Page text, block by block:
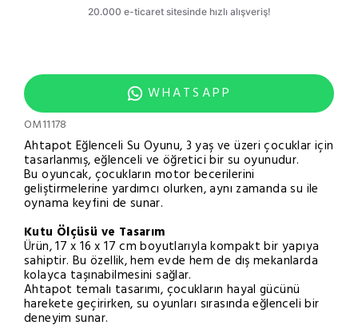
WHATSAPP
OM11178
Ahtapot Eğlenceli Su Oyunu, 3 yaş ve üzeri çocuklar için
tasarlanmış, eğlenceli ve öğretici bir su oyunudur.
Bu oyuncak, çocukların motor becerilerini
geliştirmelerine yardımcı olurken, aynı zamanda su ile
oynama keyfini de sunar.
Kutu Ölçüsü ve Tasarım
Ürün, 17 x 16 x 17 cm boyutlarıyla kompakt bir yapıya
sahiptir. Bu özellik, hem evde hem de dış mekanlarda
kolayca taşınabilmesini sağlar.
Ahtapot temalı tasarımı, çocukların hayal gücünü
harekete geçirirken, su oyunları sırasında eğlenceli bir
deneyim sunar.